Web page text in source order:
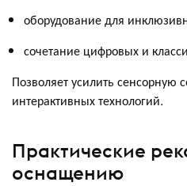
оборудование для
сочетание цифровых и
Позволяет усилить сенсорную
интерактивных технологий.
Практические
оснащению